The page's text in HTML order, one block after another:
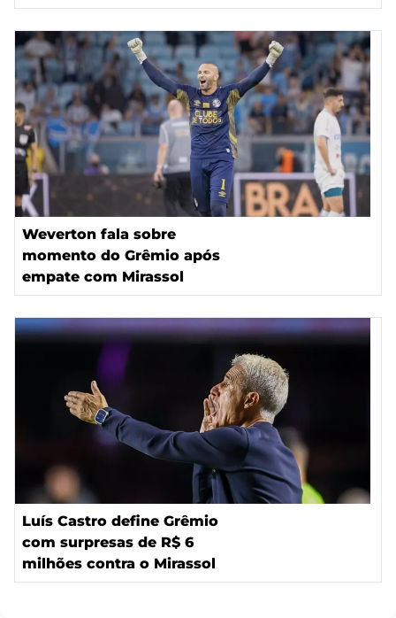
Weverton fala sobre
momento do Grêmio após
empate com Mirassol
Luís Castro define Grêmio
com surpresas de R$ 6
milhões contra o Mirassol